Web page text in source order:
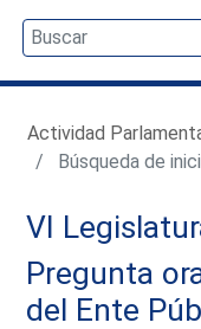
Actividad
Búsqueda de
VI
Pregunta
del Ente